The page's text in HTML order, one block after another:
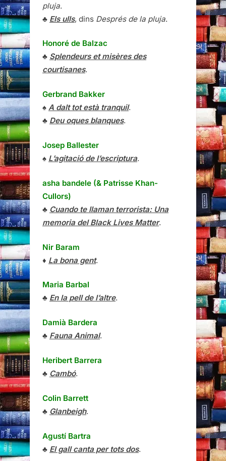
pluja.
♣ Els ulls, dins Després de la pluja.
Honoré de Balzac
♣ Splendeurs et misères des
courtisanes.
Gerbrand Bakker
♠ A dalt tot està tranquil.
♣ Deu oques blanques.
Josep Ballester
♠ L’agitació de l’escriptura.
asha bandele (& Patrisse Khan-
Cullors)
♣ Cuando te llaman terrorista: Una
memoria del Black Lives Matter.
Nir Baram
♦ La bona gent.
Maria Barbal
♣ En la pell de l’altre.
Damià Bardera
♣ Fauna Animal.
Heribert Barrera
♣ Cambó.
Colin Barrett
♣ Glanbeigh.
Agustí Bartra
♣ El gall canta per tots dos.